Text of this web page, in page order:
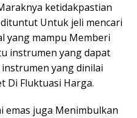
ketidakpastian
Untuk jeli mencari
yang mampu Memberi
instrumen yang dapat
yang dinilai
Di Fluktuasi Harga.
emas juga Menimbulkan